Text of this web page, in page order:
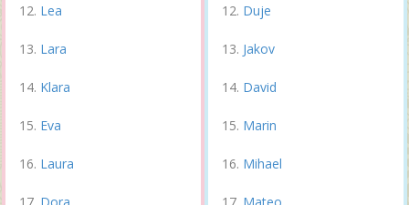
Lea
Lara
Klara
Eva
Laura
Dora
Duje
Jakov
David
Marin
Mihael
Mateo